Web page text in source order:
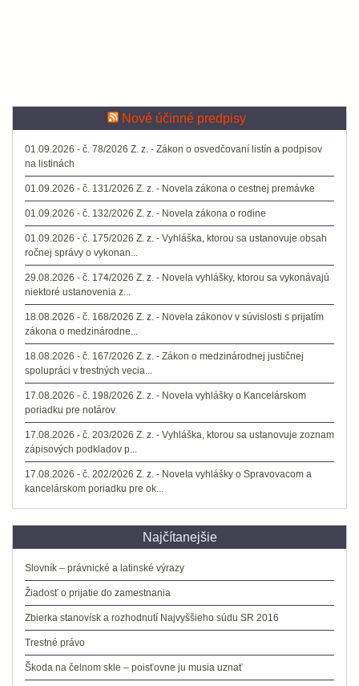
Nové účinné predpisy
01.09.2026 - č. 78/2026 Z. z. - Zákon o osvedčovaní listín a podpisov
na listinách
01.09.2026 - č. 131/2026 Z. z. - Novela zákona o cestnej premávke
01.09.2026 - č. 132/2026 Z. z. - Novela zákona o rodine
01.09.2026 - č. 175/2026 Z. z. - Vyhláška, ktorou sa ustanovuje obsah
ročnej správy o vykonan...
29.08.2026 - č. 174/2026 Z. z. - Novela vyhlášky, ktorou sa vykonávajú
niektoré ustanovenia z...
18.08.2026 - č. 168/2026 Z. z. - Novela zákonov v súvislosti s prijatím
zákona o medzinárodne...
18.08.2026 - č. 167/2026 Z. z. - Zákon o medzinárodnej justičnej
spolupráci v trestných vecia...
17.08.2026 - č. 198/2026 Z. z. - Novela vyhlášky o Kancelárskom
poriadku pre notárov
17.08.2026 - č. 203/2026 Z. z. - Vyhláška, ktorou sa ustanovuje zoznam
zápisových podkladov p...
17.08.2026 - č. 202/2026 Z. z. - Novela vyhlášky o Spravovacom a
kancelárskom poriadku pre ok...
Najčítanejšie
Slovník – právnické a latinské výrazy
Žiadosť o prijatie do zamestnania
Zbierka stanovísk a rozhodnutí Najvyššieho súdu SR 2016
Trestné právo
Škoda na čelnom skle – poisťovne ju musia uznať